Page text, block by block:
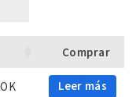
Comprar
Leer más